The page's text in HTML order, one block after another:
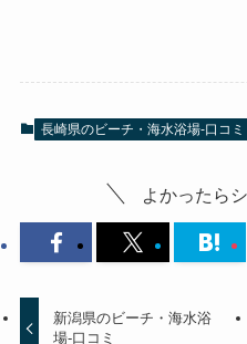
長崎県のビーチ・海水浴場-口コミ
よかったら
新潟県のビーチ・海水浴
場-口コミ